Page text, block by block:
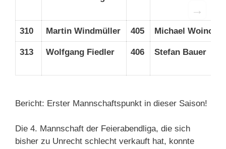
310 Martin Windmüller 405 Michael
313 Wolfgang Fiedler 406 Stefan Bauer
→
Bericht: Erster Mannschaftspunkt in dieser Saison!
Die 4. Mannschaft der Feierabendliga, die sich
bisher zu Unrecht schlecht verkauft hat, konnte